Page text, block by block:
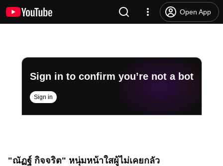
Open App
Sign in to confirm you’re not a bot
Sign in
"ณัฏฐ์ กิจจริต" หนุ่มหน้าใสผู้ไม่เคยกลัว